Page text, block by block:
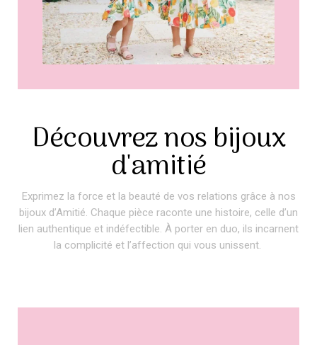
Découvrez nos bijoux
d'amitié
Exprimez la force et la beauté de vos relations grâce à nos
bijoux d’Amitié. Chaque pièce raconte une histoire, celle d’un
lien authentique et indéfectible. À porter en duo, ils incarnent
la complicité et l’affection qui vous unissent.